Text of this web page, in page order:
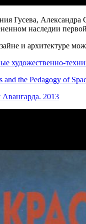
Александра
наследии
и архитектуре
художественно-
the Pedagogy of
2013